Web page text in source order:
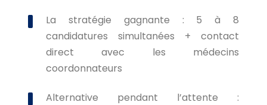
La stratégie gagnante : 5 à 8
candidatures simultanées + contact
direct avec les médecins
coordonnateurs
Alternative pendant l’attente :